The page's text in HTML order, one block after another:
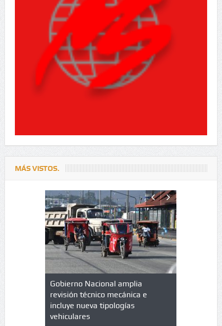
MÁS VISTOS.
de
en
Gobierno Nacional amplia
revisión técnico mecánica e
incluye nueva tipologías
vehiculares
Qué es